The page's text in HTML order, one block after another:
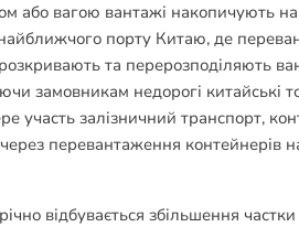
або вагою вантажі накопичують
порту Китаю, де
та перерозподіляють
замовникам недорогі китайські
участь залізничний транспорт,
перевантаження контейнерів
відбувається збільшення